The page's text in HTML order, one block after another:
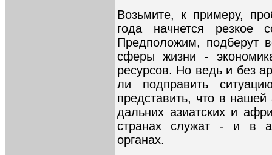
Возьмите, к примеру,
года начнется резкое
Предположим, подберут
сферы жизни -
ресурсов. Но ведь и без
ли подправить
представить, что в
дальних азиатских и
странах служат - и в
органах.